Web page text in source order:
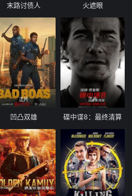
末路讨债人 火遮眼
正片
凹凸双雄
正片
碟中谍8：最终清算